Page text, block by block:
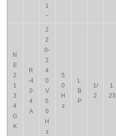
1
~
N
E
2
1
3
4
G
K
R
-4
0
4
A
2
2
0-
2
4
0
V
5
0
H
z
5
0
H
z
L
B
P
1/
2
1.
23